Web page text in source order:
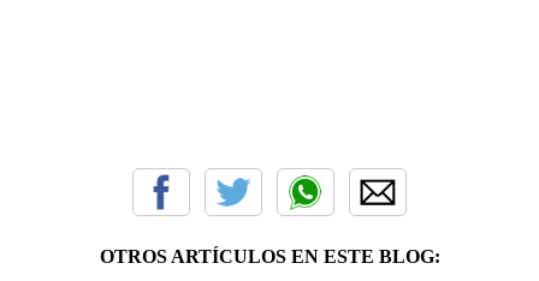
OTROS ARTÍCULOS EN ESTE BLOG: